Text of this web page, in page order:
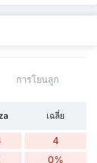
การโยนลูก
เฉลี่ย
4
0%